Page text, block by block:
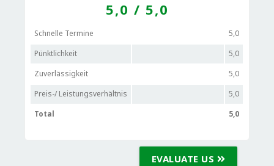
5,0 / 5,0
Schnelle Termine
5,0
Pünktlichkeit
5,0
Zuverlässigkeit
5,0
Preis-/ Leistungsverhältnis
5,0
Total
5,0
EVALUATE US